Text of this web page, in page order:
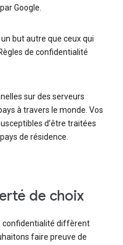
Google.
but autre que ceux qui
de confidentialité
sur des serveurs
à travers le monde. Vos
d’être traitées
de résidence.
de choix
confidentialité diffèrent
faire preuve de